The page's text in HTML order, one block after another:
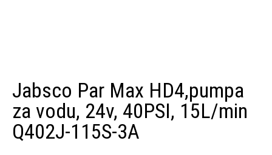
Jabsco Par Max HD4,pumpa
za vodu, 24v, 40PSI, 15L/min
Q402J-115S-3A